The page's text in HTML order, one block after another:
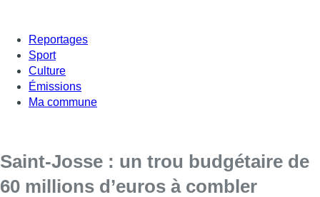
Reportages
Sport
Culture
Émissions
Ma commune
Saint-Josse : un trou budgétaire de
60 millions d’euros à combler